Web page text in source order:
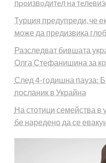
пpoизвoдитeл нa
Турция предупреди, че
може да предизвика
Разследват бившата
Олга Стефанишина за
След 4-годишна пауза:
посланик в Украйна
На стотици семейства в
бе наредено да се